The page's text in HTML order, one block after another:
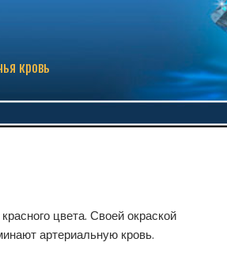
кровь
цвета. Своей окраской
артериальную кровь.